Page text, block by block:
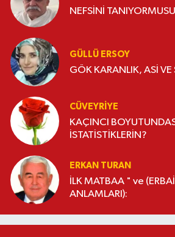
NEFSİNİ
GÜLLÜ ERSOY
GÖK KARANLIK, ASİ VE
CÜVEYRIYE
KAÇINCI BOYUTUNDASIN
İSTATİSTİKLERİN?
ERKAN TURAN
İLK MATBAA " ve
ANLAMLARI):